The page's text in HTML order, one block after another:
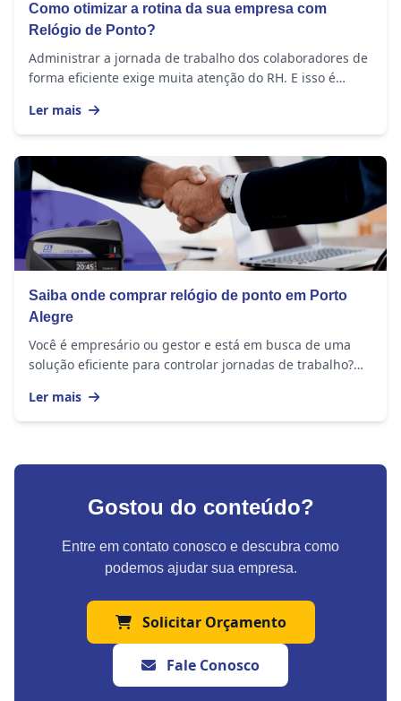
Como otimizar a rotina da sua empresa com
Relógio de Ponto?
Administrar a jornada de trabalho dos colaboradores de
forma eficiente exige muita atenção do RH. E isso é
Ler mais
Saiba onde comprar relógio de ponto em Porto
Alegre
Você é empresário ou gestor e está em busca de uma
solução eficiente para controlar jornadas de trabalho?
Ler mais
Gostou do conteúdo?
Entre em contato conosco e descubra como
podemos ajudar sua empresa.
Solicitar Orçamento
Fale Conosco